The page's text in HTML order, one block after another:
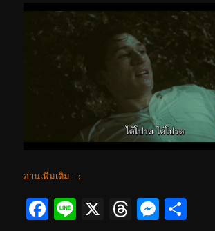
อ่านเพิ่มเติม →
Facebook
Line
X Threads